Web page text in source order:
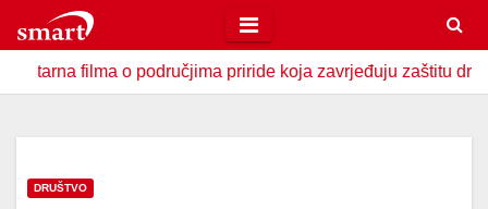
to
content
filma o područjima priride koja zavrjeđuju zaštitu države
DRUŠTVO